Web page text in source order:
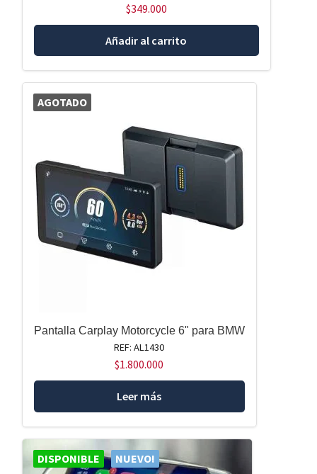
$349.000
Añadir al carrito
AGOTADO
Pantalla Carplay Motorcycle 6" para BMW
REF: AL1430
$1.800.000
Leer más
DISPONIBLE NUEVO!